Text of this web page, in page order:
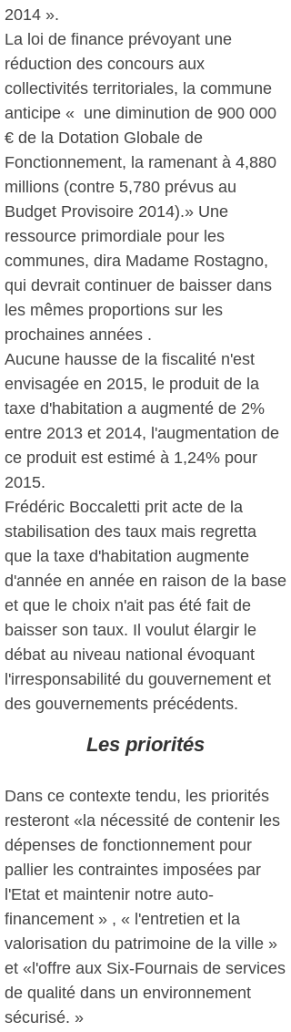
2014 ».
La loi de finance prévoyant une
réduction des concours aux
collectivités territoriales, la commune
anticipe « une diminution de 900 000
€ de la Dotation Globale de
Fonctionnement, la ramenant à 4,880
millions (contre 5,780 prévus au
Budget Provisoire 2014).» Une
ressource primordiale pour les
communes, dira Madame Rostagno,
qui devrait continuer de baisser dans
les mêmes proportions sur les
prochaines années .
Aucune hausse de la fiscalité n'est
envisagée en 2015, le produit de la
taxe d'habitation a augmenté de 2%
entre 2013 et 2014, l'augmentation de
ce produit est estimé à 1,24% pour
2015.
Frédéric Boccaletti prit acte de la
stabilisation des taux mais regretta
que la taxe d'habitation augmente
d'année en année en raison de la base
et que le choix n'ait pas été fait de
baisser son taux. Il voulut élargir le
débat au niveau national évoquant
l'irresponsabilité du gouvernement et
des gouvernements précédents.
Les priorités
Dans ce contexte tendu, les priorités
resteront «la nécessité de contenir les
dépenses de fonctionnement pour
pallier les contraintes imposées par
l'Etat et maintenir notre auto-
financement » , « l'entretien et la
valorisation du patrimoine de la ville »
et «l'offre aux Six-Fournais de services
de qualité dans un environnement
sécurisé. »